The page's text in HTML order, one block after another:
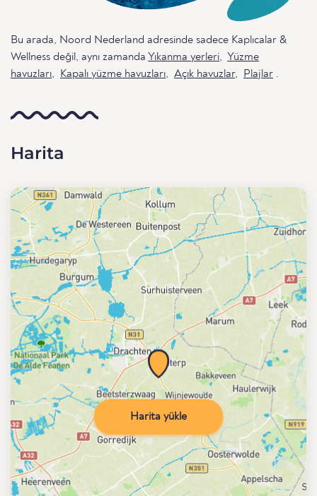
Bu arada, Noord Nederland adresinde sadece Kaplıcalar &
Wellness değil, aynı zamanda Yıkanma yerleri, Yüzme
havuzları, Kapalı yüzme havuzları, Açık havuzlar, Plajlar .
Harita
Harita yükle